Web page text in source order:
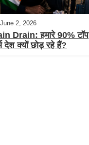
June 2, 2026
Drain: हमारे 90% टॉप
देश क्यों छोड़ रहे हैं?